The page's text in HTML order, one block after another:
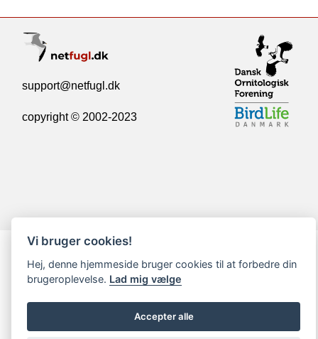
support@netfugl.dk
copyright © 2002-2023
Vi bruger cookies!
Hej, denne hjemmeside bruger cookies til at forbedre din
brugeroplevelse. Lad mig vælge
Accepter alle